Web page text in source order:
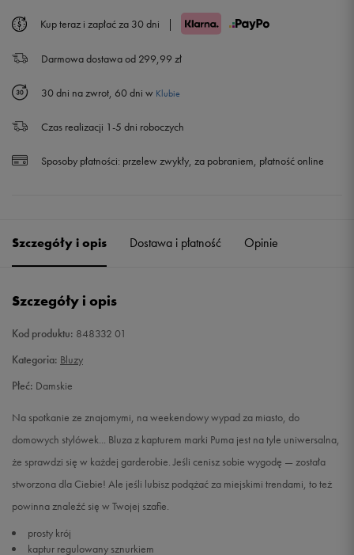
Powiadom o dostępności
Powiadom o dostępności
Kup teraz i zapłać za 30 dni |
Darmowa dostawa od 299,99 zł
30 dni na zwrot, 60 dni w Klubie
Czas realizacji 1-5 dni roboczych
Sposoby płatności: przelew zwykły, za pobraniem, płatność online
Szczegóły i opis Dostawa i płatność Opinie
Szczegóły i opis
Kod produktu: 848332 01
Kategoria: Bluzy
Płeć: Damskie
Na spotkanie ze znajomymi, na weekendowy wypad za miasto, do
domowych stylówek... Bluza z kapturem marki Puma jest na tyle uniwersalna,
że sprawdzi się w każdej garderobie. Jeśli cenisz sobie wygodę — została
stworzona dla Ciebie! Ale jeśli lubisz podążać za miejskimi trendami, to też
powinna znaleźć się w Twojej szafie.
prosty krój
kaptur regulowany sznurkiem